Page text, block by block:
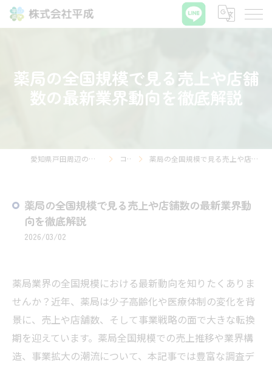
薬局の全国規模で見る売上や店舗
数の最新業界動向を徹底解説
愛知県戸田周辺の薬局なら株式会社平成 コラム 薬局の全国規模で見る売上や店舗数の最新業界動向を徹底解説
薬局の全国規模で見る売上や店舗数の最新業界動
向を徹底解説
2026/03/02
薬局業界の全国規模における最新動向を知りたくありま
せんか？近年、薬局は少子高齢化や医療体制の変化を背
景に、売上や店舗数、そして事業戦略の面で大きな転換
期を迎えています。薬局全国規模での売上推移や業界構
造、事業拡大の潮流について、本記事では豊富な調査デ